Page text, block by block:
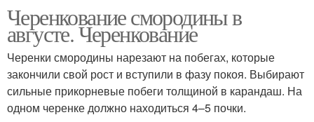
Черенкование смородины в
августе. Черенкование
Черенки смородины нарезают на побегах, которые
закончили свой рост и вступили в фазу покоя. Выбирают
сильные прикорневые побеги толщиной в карандаш. На
одном черенке должно находиться 4–5 почки.